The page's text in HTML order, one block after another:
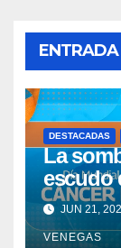
DESTACADAS
La
escudo
JUN 21,
VENEGAS